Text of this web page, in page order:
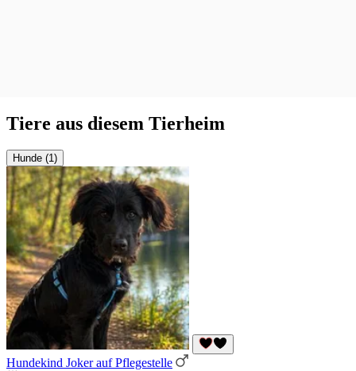
Tiere aus diesem Tierheim
Hunde (1)
Hundekind Joker auf Pflegestelle